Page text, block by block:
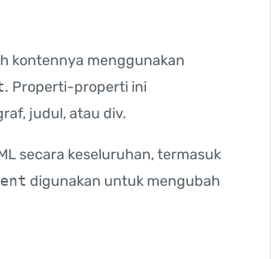
kontennya menggunakan
. Properti-properti ini
judul, atau div.
secara keseluruhan, termasuk
digunakan untuk mengubah